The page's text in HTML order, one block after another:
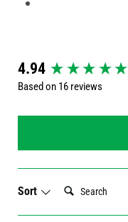
4.94
Based on 16 reviews
Sort
Search:
New content loaded